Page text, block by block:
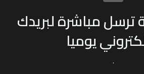
ترسل مباشرة لبريدك
يوميا
.